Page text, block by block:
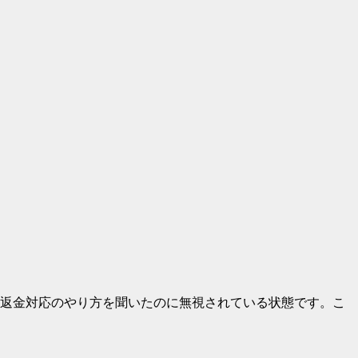
金対応のやり方を聞いたのに無視されている状態です。こ